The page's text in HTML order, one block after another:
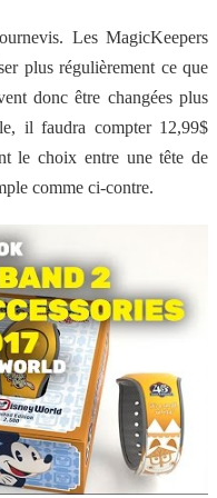
Les MagicKeepers
plus régulièrement ce que
donc être changées plus
il faudra compter 12,99$
le choix entre une tête de
comme ci-contre.